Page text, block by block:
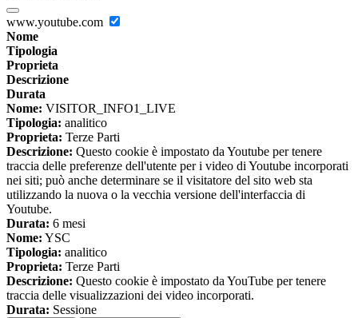
www.youtube.com
Nome
Tipologia
Proprieta
Descrizione
Durata
Nome: VISITOR_INFO1_LIVE
Tipologia: analitico
Proprieta: Terze Parti
Descrizione: Questo cookie è impostato da Youtube per tenere
traccia delle preferenze dell'utente per i video di Youtube incorporati
nei siti; può anche determinare se il visitatore del sito web sta
utilizzando la nuova o la vecchia versione dell'interfaccia di
Youtube.
Durata: 6 mesi
Nome: YSC
Tipologia: analitico
Proprieta: Terze Parti
Descrizione: Questo cookie è impostato da YouTube per tenere
traccia delle visualizzazioni dei video incorporati.
Durata: Sessione